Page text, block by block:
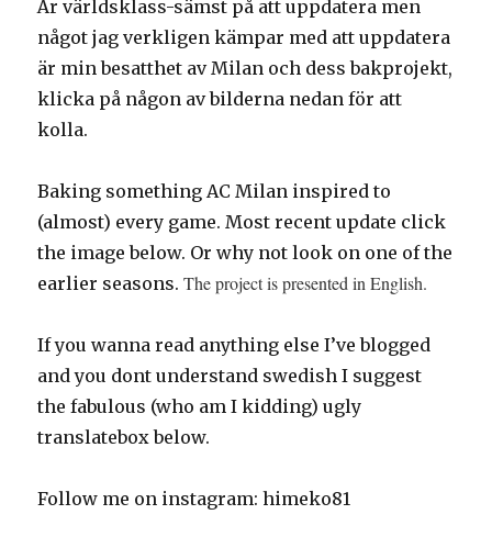
Är världsklass-sämst på att uppdatera men
något jag verkligen kämpar med att uppdatera
är min besatthet av Milan och dess bakprojekt,
klicka på någon av bilderna nedan för att
kolla.
Baking something AC Milan inspired to
(almost) every game. Most recent update click
the image below. Or why not look on one of the
earlier seasons.The project is presented in English.
If you wanna read anything else I’ve blogged
and you dont understand swedish I suggest
the fabulous (who am I kidding) ugly
translatebox below.
Follow me on instagram: himeko81